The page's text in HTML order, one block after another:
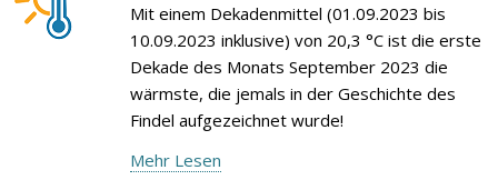
Mit einem Dekadenmittel (01.09.2023 bis
10.09.2023 inklusive) von 20,3 °C ist die erste
Dekade des Monats September 2023 die
wärmste, die jemals in der Geschichte des
Findel aufgezeichnet wurde!
Mehr Lesen